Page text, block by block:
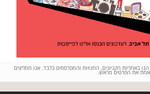
באחריות הקניונים, החנויות והמפרסמים בלבד. אנו ממליצים
את הפרטים מראש.